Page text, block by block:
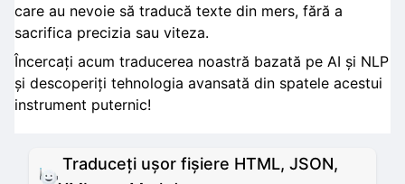
care au nevoie să traducă texte din mers, fără a
sacrifica precizia sau viteza.
Încercați acum traducerea noastră bazată pe AI și NLP
și descoperiți tehnologia avansată din spatele acestui
instrument puternic!
Traduceți ușor fișiere HTML, JSON,